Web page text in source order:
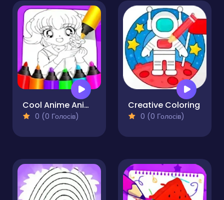
Cool Anime Animals Coloring
0 (0 Голосів)
Creative Coloring
0 (0 Голосів)